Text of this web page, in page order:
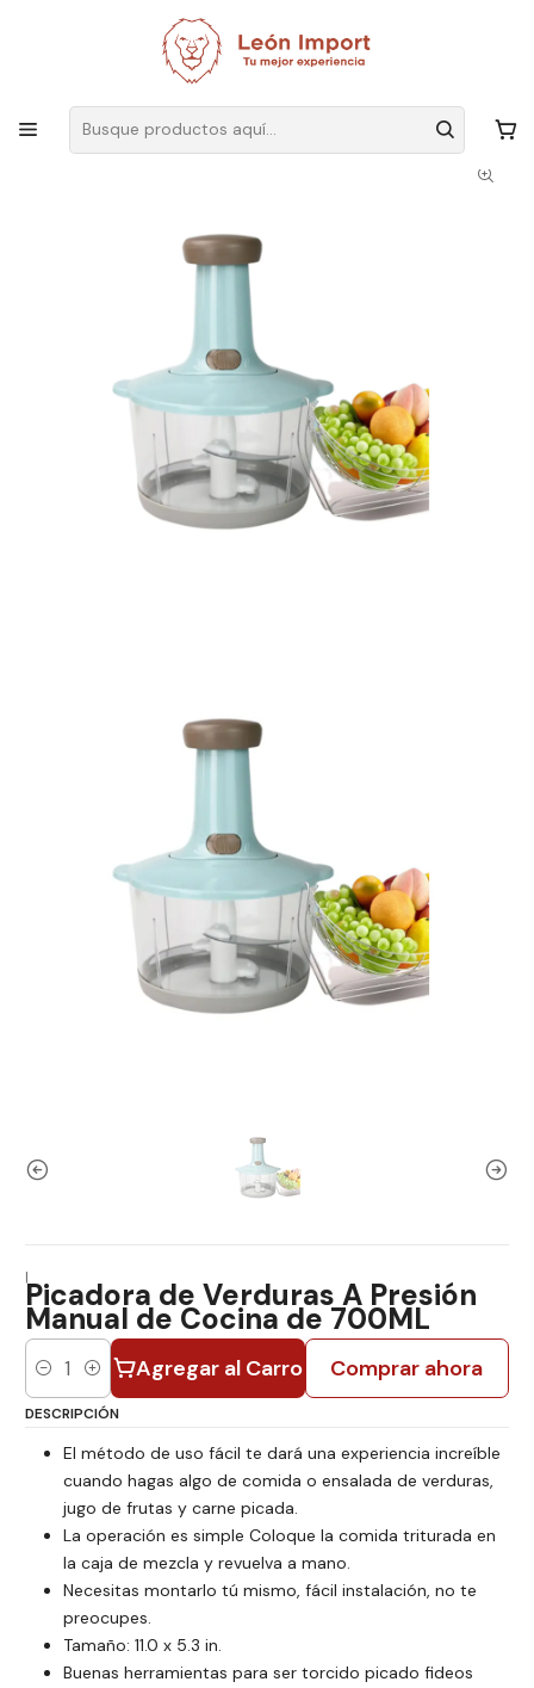
Envíos GRATIS
Electrodomésticos Procesadores Manuales
Picadora de Verduras A Presión Manual de Cocina de 700ML
|Picadora de Verduras A Presión
Manual de Cocina de 700ML
Cantidad Agregar al Carro Comprar ahora
DESCRIPCIÓN
El método de uso fácil te dará una experiencia increíble
cuando hagas algo de comida o ensalada de verduras,
jugo de frutas y carne picada.
La operación es simple Coloque la comida triturada en
la caja de mezcla y revuelva a mano.
Necesitas montarlo tú mismo, fácil instalación, no te
preocupes.
Tamaño: 11.0 x 5.3 in.
Buenas herramientas para ser torcido picado fideos